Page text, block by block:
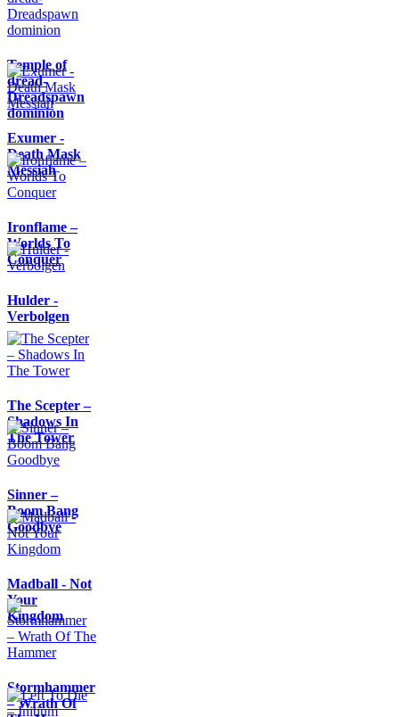
Temple of
dread-
Dreadspawn
dominion
Exumer -
Death Mask
Messiah
Ironflame –
Worlds To
Conquer
Hulder -
Verbolgen
The Scepter –
Shadows In
The Tower
Sinner –
Boom Bang
Goodbye
Madball - Not
Your
Kingdom
Stormhammer
– Wrath Of